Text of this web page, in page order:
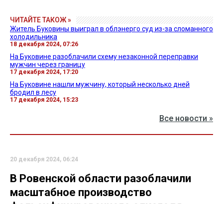
ЧИТАЙТЕ ТАКОЖ »
Житель Буковины выиграл в облэнерго суд из-за сломанного
холодильника
18 декабря 2024, 07:26
На Буковине разоблачили схему незаконной переправки
мужчин через границу
17 декабря 2024, 17:20
На Буковине нашли мужчину, который несколько дней
бродил в лесу
17 декабря 2024, 15:23
Все новости »
20 декабря 2024, 06:24
В Ровенской области разоблачили
масштабное производство